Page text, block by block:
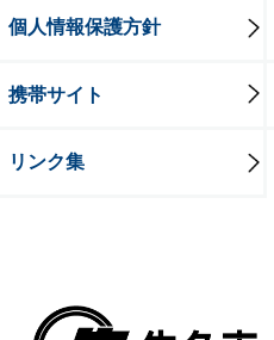
個人情報保護方針
携帯サイト
リンク集